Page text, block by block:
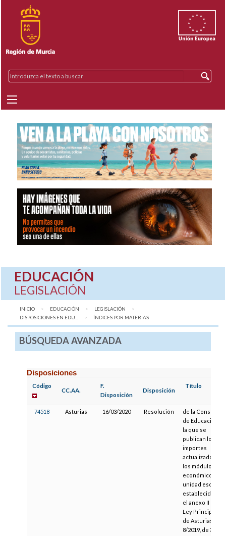
EDUCACIÓN
LEGISLACIÓN
INICIO EDUCACIÓN
LEGISLACIÓN
DISPOSICIONES EN EDU...
AQUÍ:
ÍNDICES POR MATERIAS
BÚSQUEDA AVANZADA
Disposiciones
Código
CC.AA.
F.
Disposición
Disposición
Título
74518 Asturias 16/03/2020 Resolución
de la Consejería
de Educación,
la que se
publican los
importes
actualizados de
los módulos
económicos por
unidad escolar
establecidos en
el anexo II de la
Ley Principado
de Asturias
8/2019, de 30 de